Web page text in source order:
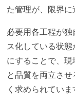
た管理が、限界に
必要用各工程が
ス化している状
にすることで、
と品質を両立さ
く求められていま